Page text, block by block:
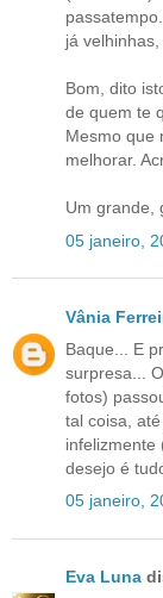
já
Bom, dito
de quem te
Mesmo que
melhorar.
Um grande,
05 janeiro,
Vânia
Baque... E
surpresa...
fotos)
tal coisa,
infelizmente
desejo é
05 janeiro,
Eva Luna